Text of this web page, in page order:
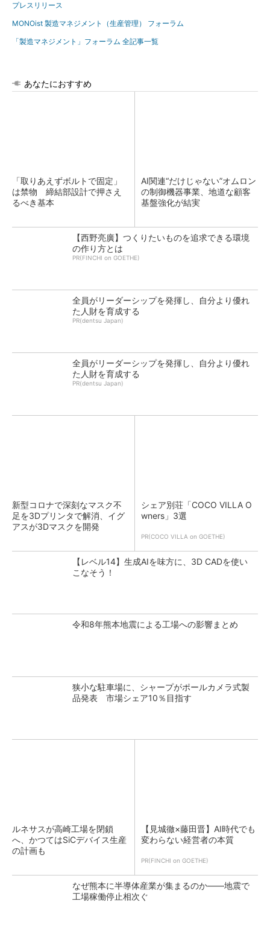
プレスリリース
MONOist 製造マネジメント（生産管理） フォーラム
「製造マネジメント」フォーラム 全記事一覧
あなたにおすすめ
「取りあえずボルトで固定」
は禁物 締結部設計で押さえ
るべき基本
AI関連“だけじゃない”オムロン
の制御機器事業、地道な顧客
基盤強化が結実
【西野亮廣】つくりたいものを追求できる環境
の作り方とは
PR(FINCHI on GOETHE)
全員がリーダーシップを発揮し、自分より優れ
た人財を育成する
PR(dentsu Japan)
全員がリーダーシップを発揮し、自分より優れ
た人財を育成する
PR(dentsu Japan)
新型コロナで深刻なマスク不
足を3Dプリンタで解消、イグ
アスが3Dマスクを開発
シェア別荘「COCO VILLA O
wners」3選
PR(COCO VILLA on GOETHE)
【レベル14】生成AIを味方に、3D CADを使い
こなそう！
令和8年熊本地震による工場への影響まとめ
狭小な駐車場に、シャープがポールカメラ式製
品発表 市場シェア10％目指す
ルネサスが高崎工場を閉鎖
へ、かつてはSiCデバイス生産
の計画も
【見城徹×藤田晋】AI時代でも
変わらない経営者の本質
PR(FINCHI on GOETHE)
なぜ熊本に半導体産業が集まるのか――地震で
工場稼働停止相次ぐ